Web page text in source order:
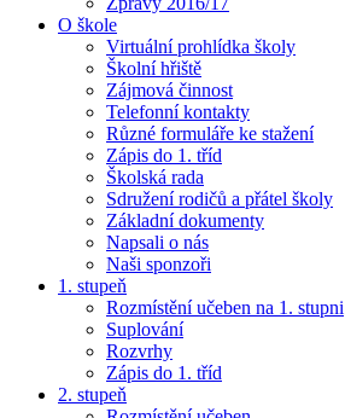
O škole
Virtuální prohlídka školy
Školní hřiště
Zájmová činnost
Telefonní kontakty
Různé formuláře ke stažení
Zápis do 1. tříd
Školská rada
Sdružení rodičů a přátel školy
Základní dokumenty
Napsali o nás
Naši sponzoři
1. stupeň
Rozmístění učeben na 1. stupni
Suplování
Rozvrhy
Zápis do 1. tříd
2. stupeň